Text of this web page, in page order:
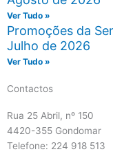
Ver Tudo »
Promoções da
Julho de 2026
Ver Tudo »
Contactos
Rua 25 Abril, nº 150
4420-355 Gondomar
Telefone: 224 918 513